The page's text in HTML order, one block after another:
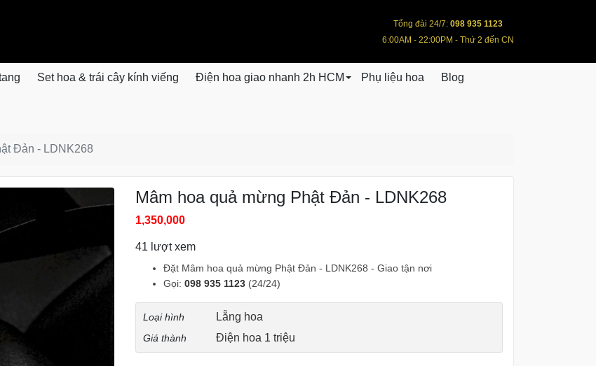
Tổng đài 24/7: 098 935 1123
6:00AM - 22:00PM - Thứ 2 đến CN
Set hoa & trái cây kính viếng Điện hoa giao nhanh 2h HCM Phụ liệu hoa Blog
Đản - LDNK268
Mâm hoa quả mừng Phật Đản - LDNK268
1,350,000
41 lượt xem
Đặt Mâm hoa quả mừng Phật Đản - LDNK268 - Giao tận nơi
Gọi: 098 935 1123 (24/24)
Loại hình Lẵng hoa
Giá thành Điện hoa 1 triệu